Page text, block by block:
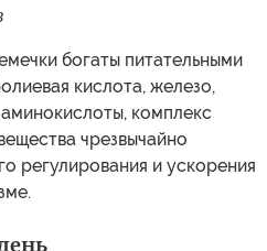
богаты питательными
кислота, железо,
комплекс
чрезвычайно
регулирования и ускорения